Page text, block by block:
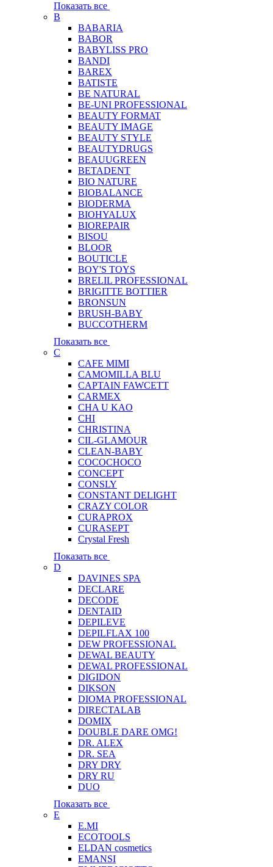
Показать все
B
BABARIA
BABOR
BABYLISS PRO
BANDI
BAREX
BATISTE
BE NATURAL
BE-UNI PROFESSIONAL
BEAUTY FORMAT
BEAUTY IMAGE
BEAUTY STYLE
BEAUTYDRUGS
BEAUUGREEN
BETADENT
BIO NATURE
BIOBALANCE
BIODERMA
BIOHYALUX
BIOREPAIR
BISOU
BLOOR
BOUTICLE
BOY'S TOYS
BRELIL PROFESSIONAL
BRIGITTE BOTTIER
BRONSUN
BRUSH-BABY
BUCCOTHERM
Показать все
C
CAFE MIMI
CAMOMILLA BLU
CAPTAIN FAWCETT
CARMEX
CHA U KAO
CHI
CHRISTINA
CIL-GLAMOUR
CLEAN-BABY
COCOCHOCO
CONCEPT
CONSLY
CONSTANT DELIGHT
CRAZY COLOR
CURAPROX
CURASEPT
Crystal Fresh
Показать все
D
DAVINES SPA
DECLARE
DECODE
DENTAID
DEPILEVE
DEPILFLAX 100
DEW PROFESSIONAL
DEWAL BEAUTY
DEWAL PROFESSIONAL
DIGIDON
DIKSON
DIOMA PROFESSIONAL
DIRECTALAB
DOMIX
DOUBLE DARE OMG!
DR. ALEX
DR. SEA
DRY DRY
DRY RU
DUO
Показать все
E
E.MI
ECOTOOLS
ELDAN cosmetics
EMANSI